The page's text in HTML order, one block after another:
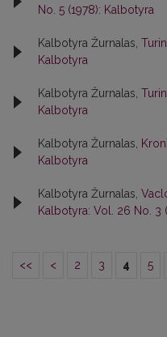
No. 5 (1978): Kalbotyra
Kalbotyra Žurnalas,
Kalbotyra
Kalbotyra Žurnalas,
Kalbotyra
Kalbotyra Žurnalas,
Kalbotyra
Kalbotyra Žurnalas,
Kalbotyra: Vol. 26 No. 3
<< < 2 3 4 5